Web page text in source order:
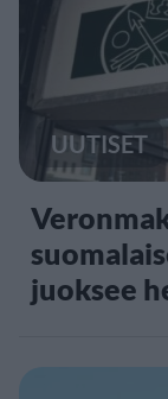
UUTISET
juoksee